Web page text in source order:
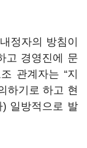
정자의 방침이
고 경영진에 문
조 관계자는“지
하기로 하고 현
) 일방적으로 발